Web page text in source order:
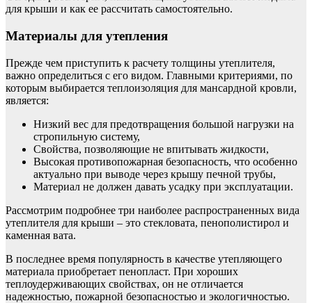
для крыши и как ее рассчитать самостоятельно.
Материалы для утепления
Прежде чем приступить к расчету толщины утеплителя,
важно определиться с его видом. Главными критериями, по
которым выбирается теплоизоляция для мансардной кровли,
является:
Низкий вес для предотвращения большой нагрузки на
стропильную систему,
Свойства, позволяющие не впитывать жидкости,
Высокая противопожарная безопасность, что особенно
актуально при выводе через крышу печной трубы,
Материал не должен давать усадку при эксплуатации.
Рассмотрим подробнее три наиболее распространенных вида
утеплителя для крыши – это стекловата, пенополистирол и
каменная вата.
В последнее время популярность в качестве утепляющего
материала приобретает пенопласт. При хороших
теплоудерживающих свойствах, он не отличается
надежностью, пожарной безопасностью и экологичностью.